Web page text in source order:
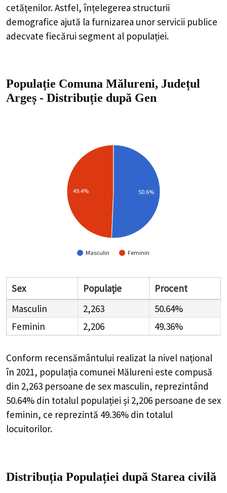
cetățenilor. Astfel, înțelegerea structurii
demografice ajută la furnizarea unor servicii publice
adecvate fiecărui segment al populației.
Populație Comuna Mălureni, Județul
Argeș - Distribuție după Gen
Masculin Feminin
49.4% 50.6%
Sex Populație
Procent
Masculin
2,263
50.64%
Feminin
2,206 49.36%
Conform recensământului realizat la nivel național
în 2021, populația comunei Mălureni este compusă
din 2,263 persoane de sex masculin, reprezintând
50.64% din totalul populației și 2,206 persoane de sex
feminin, ce reprezintă 49.36% din totalul
locuitorilor.
Distribuția Populației după Starea civilă